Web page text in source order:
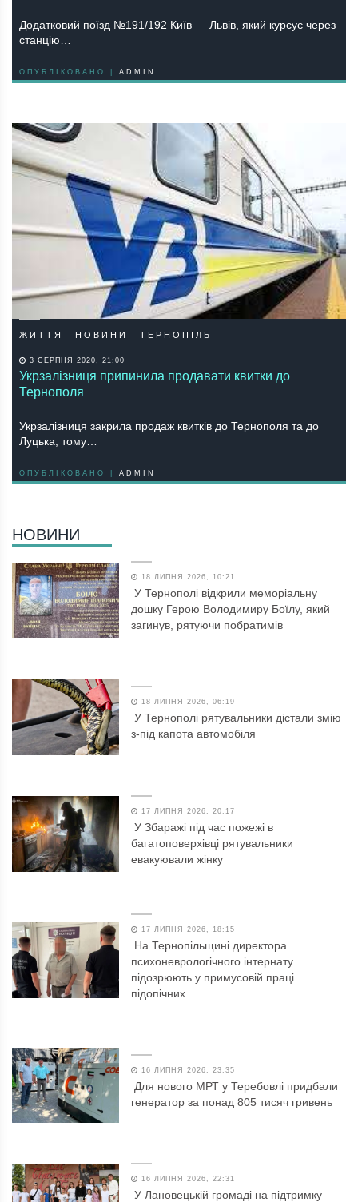
Додатковий поїзд №191/192 Київ — Львів, який курсує через
станцію…
ОПУБЛІКОВАНО | ADMIN
ЖИТТЯ НОВИНИ ТЕРНОПІЛЬ
3 СЕРПНЯ 2020, 21:00
Укрзалізниця припинила продавати квитки до
Тернополя
Укрзалізниця закрила продаж квитків до Тернополя та до
Луцька, тому…
ОПУБЛІКОВАНО | ADMIN
НОВИНИ
18 ЛИПНЯ 2026, 10:21
У Тернополі відкрили меморіальну
дошку Герою Володимиру Боїлу, який
загинув, рятуючи побратимів
18 ЛИПНЯ 2026, 06:19
У Тернополі рятувальники дістали змію
з-під капота автомобіля
17 ЛИПНЯ 2026, 20:17
У Збаражі під час пожежі в
багатоповерхівці рятувальники
евакуювали жінку
17 ЛИПНЯ 2026, 18:15
На Тернопільщині директора
психоневрологічного інтернату
підозрюють у примусовій праці
підопічних
16 ЛИПНЯ 2026, 23:35
Для нового МРТ у Теребовлі придбали
генератор за понад 805 тисяч гривень
16 ЛИПНЯ 2026, 22:31
У Лановецькій громаді на підтримку